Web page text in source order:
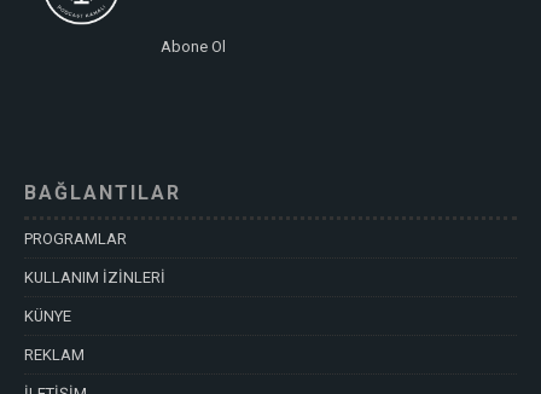
Abone Ol
BAĞLANTILAR
PROGRAMLAR
KULLANIM İZİNLERİ
KÜNYE
REKLAM